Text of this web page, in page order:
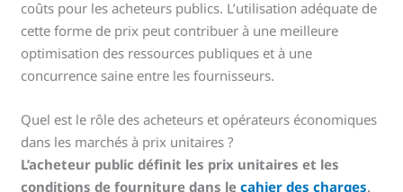
coûts pour les acheteurs publics. L’utilisation adéquate de
cette forme de prix peut contribuer à une meilleure
optimisation des ressources publiques et à une
concurrence saine entre les fournisseurs.
Quel est le rôle des acheteurs et opérateurs économiques
dans les marchés à prix unitaires ?
L’acheteur public définit les prix unitaires et les
conditions de fourniture dans lecahier des charges,